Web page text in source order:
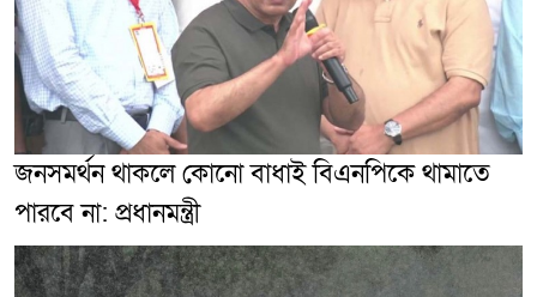
জনসমর্থন থাকলে কোনো বাধাই বিএনপিকে থামাতে
পারবে না: প্রধানমন্ত্রী